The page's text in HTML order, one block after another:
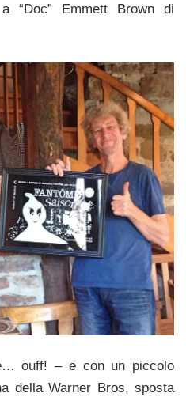
“Doc” Emmett Brown di
ouff! – e con un piccolo
della Warner Bros, sposta